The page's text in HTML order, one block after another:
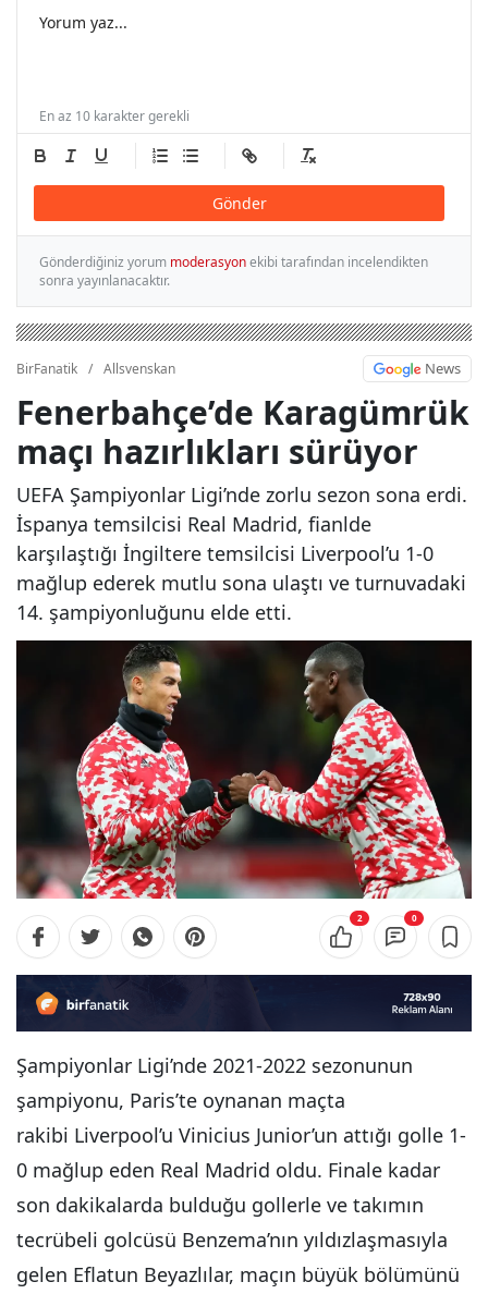
Gönder
En az 10 karakter gerekli
Gönderdiğiniz yorum moderasyonekibi tarafından incelendikten
sonra yayınlanacaktır.
BirFanatik / Allsvenskan News
Fenerbahçe’de Karagümrük
maçı hazırlıkları sürüyor
UEFA Şampiyonlar Ligi’nde zorlu sezon sona erdi.
İspanya temsilcisi Real Madrid, fianlde
karşılaştığı İngiltere temsilcisi Liverpool’u 1-0
mağlup ederek mutlu sona ulaştı ve turnuvadaki
14. şampiyonluğunu elde etti.
2 0
Şampiyonlar Ligi’nde 2021-2022 sezonunun
şampiyonu, Paris’te oynanan maçta
rakibi Liverpool’u Vinicius Junior’un attığı golle 1-
0 mağlup eden Real Madrid oldu. Finale kadar
son dakikalarda bulduğu gollerle ve takımın
tecrübeli golcüsü Benzema’nın yıldızlaşmasıyla
gelen Eflatun Beyazlılar, maçın büyük bölümünü